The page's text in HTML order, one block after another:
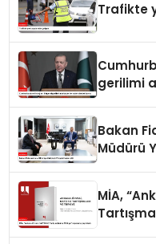
Trafikte
gerilimi
Bakan
Müdürü
MİA,